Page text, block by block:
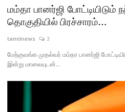
மம்தா பானர்ஜி போட்டியிடும்
தொகுதியில் பிரச்சாரம்...
tamilnews 3
மேற்குவங்க முதல்வர் மம்தா பானர்ஜி
இன்று மாலையுடன்...